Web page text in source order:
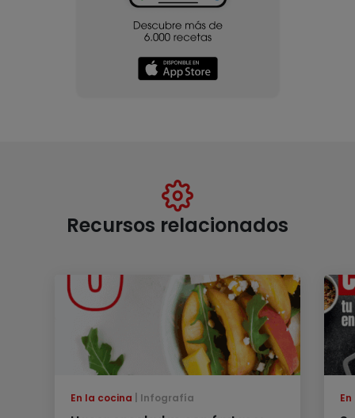
Recursos relacionados
En la cocina Infografía